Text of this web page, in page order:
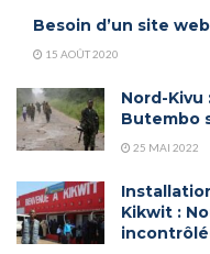
Besoin d’un site
15 AOÛT 2020
Nord-Kivu
Butembo
25 MAI 2022
Kikwit :